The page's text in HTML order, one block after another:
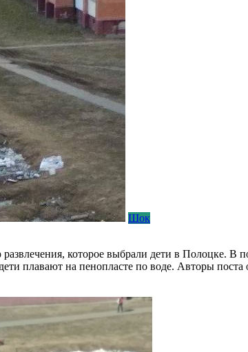
Шок
развлечения, которое выбрали дети в
плавают на пенопласте по воде. Авторы поста